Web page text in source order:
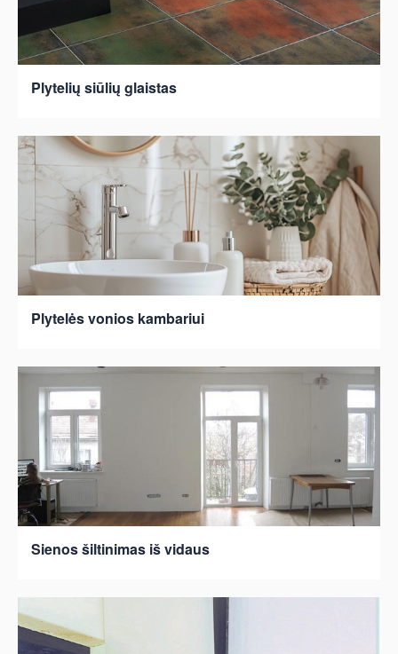
Plytelių siūlių glaistas
Plytelės vonios kambariui
Sienos šiltinimas iš vidaus